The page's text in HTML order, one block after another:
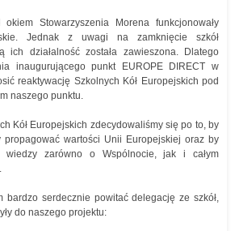
Stowarzyszenia Morena funkcjonowały
Jednak z uwagi na zamknięcie szkół
ich działalność została zawieszona. Dlatego
inaugurującego punkt EUROPE DIRECT w
reaktywację Szkolnych Kół Europejskich pod
naszego punktu.
Kół Europejskich zdecydowaliśmy się po to, by
propagować wartości Unii Europejskiej oraz by
wiedzy zarówno o Wspólnocie, jak i całym
bardzo serdecznie powitać delegację ze szkół,
do naszego projektu: